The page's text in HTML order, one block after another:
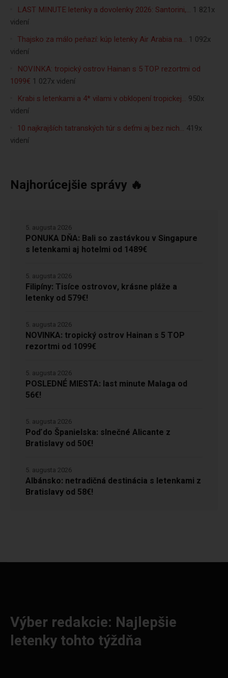
LAST MINUTE letenky a dovolenky 2026: Santorini,… 1 821x
videní
Thajsko za málo peňazí: kúp letenky Air Arabia na… 1 092x
videní
NOVINKA: tropický ostrov Hainan s 5 TOP rezortmi od
1099€ 1 027x videní
Krabi s letenkami a 4* vilami v obklopení tropickej… 950x
videní
10 najkrajších tatranských túr s deťmi aj bez nich… 419x
videní
Najhorúcejšie správy 🔥
PONUKA DŇA: Bali so zastávkou v Singapure
s letenkami aj hotelmi od 1489€
5. augusta 2026
Filipíny: Tisíce ostrovov, krásne pláže a
letenky od 579€!
5. augusta 2026
NOVINKA: tropický ostrov Hainan s 5 TOP
rezortmi od 1099€
5. augusta 2026
POSLEDNÉ MIESTA: last minute Malaga od
56€!
5. augusta 2026
Poď do Španielska: slnečné Alicante z
Bratislavy od 50€!
5. augusta 2026
Albánsko: netradičná destinácia s letenkami z
Bratislavy od 58€!
5. augusta 2026
Výber redakcie: Najlepšie
letenky tohto týždňa